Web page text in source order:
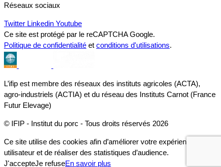
Réseaux sociaux
Twitter Linkedin Youtube
Ce site est protégé par le reCAPTCHA Google.
Politique de confidentialité et conditions d'utilisations.
L’ifip est membre des réseaux des instituts agricoles (ACTA),
agro-industriels (ACTIA) et du réseau des Instituts Carnot (France
Futur Elevage)
© IFIP - Institut du porc - Tous droits réservés 2026
Ce site utilise des cookies afin d’améliorer votre expérience
utilisateur et de réaliser des statistiques d’audience.
J'accepteJe refuseEn savoir plus